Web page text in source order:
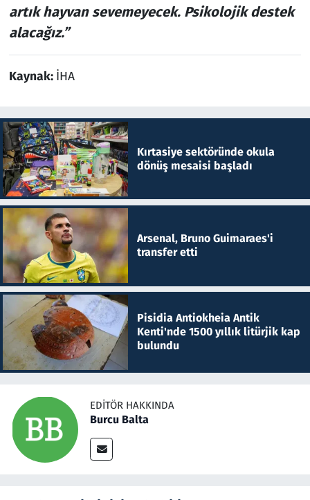
artık hayvan sevemeyecek. Psikolojik destek
alacağız.”
Kaynak: İHA
Kırtasiye sektöründe okula
dönüş mesaisi başladı
Arsenal, Bruno Guimaraes'i
transfer etti
Pisidia Antiokheia Antik
Kenti'nde 1500 yıllık litürjik kap
bulundu
EDITÖR HAKKINDA
Burcu Balta